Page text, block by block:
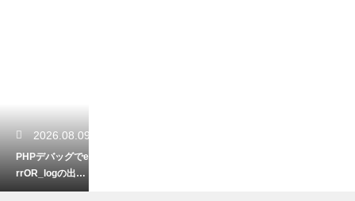
2026.08.09
PHPデバッグでe
rrOR_logの出力
先は？エラーの